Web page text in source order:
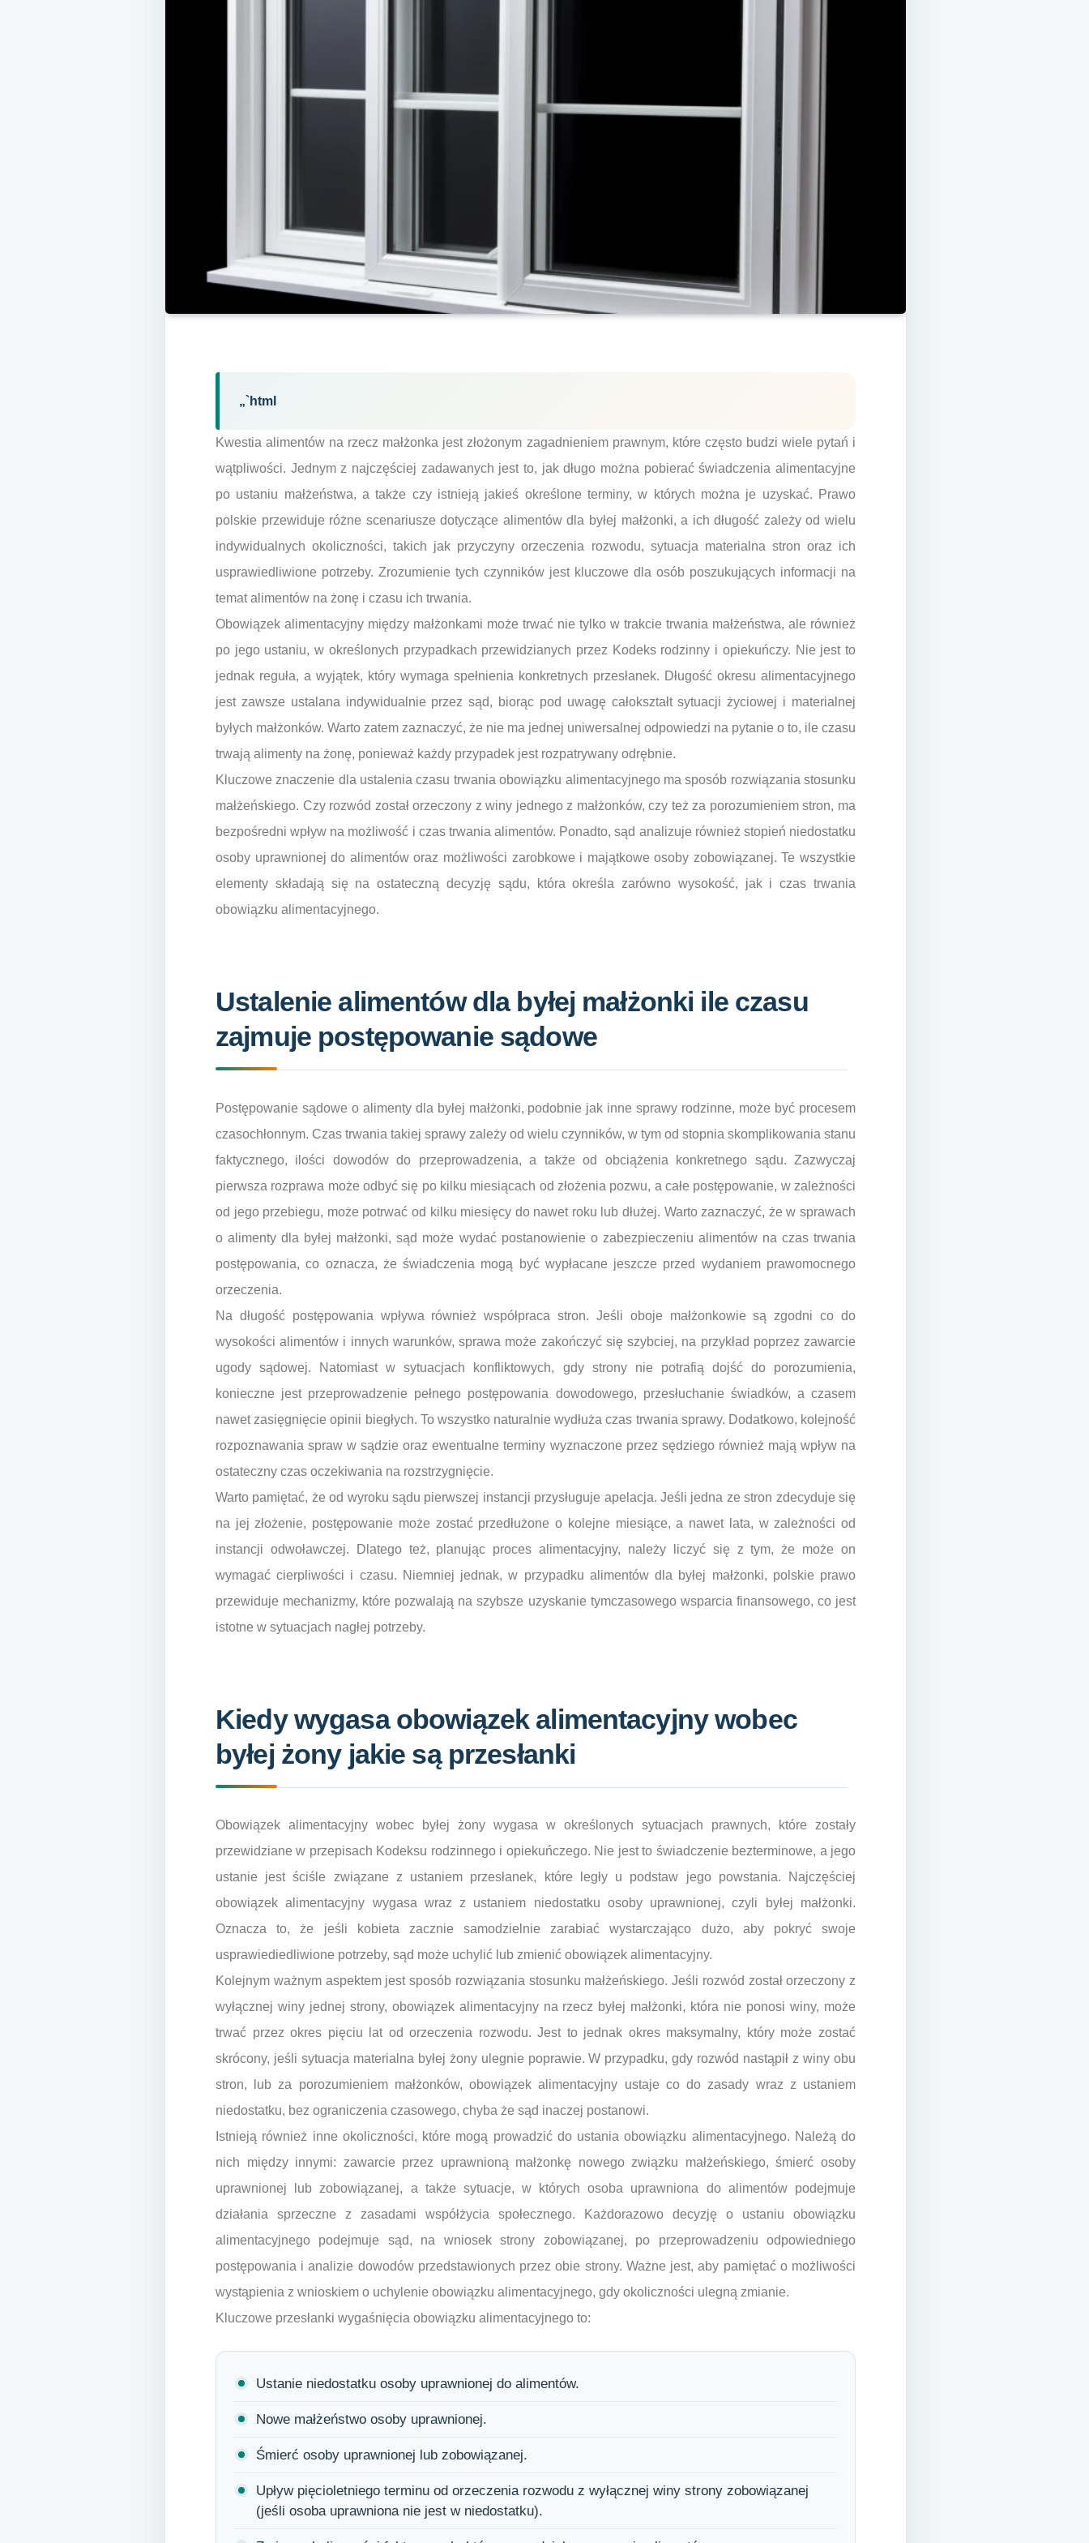
„`html
Kwestia alimentów na rzecz małżonka jest złożonym zagadnieniem prawnym, które często budzi wiele pytań i
wątpliwości. Jednym z najczęściej zadawanych jest to, jak długo można pobierać świadczenia alimentacyjne
po ustaniu małżeństwa, a także czy istnieją jakieś określone terminy, w których można je uzyskać. Prawo
polskie przewiduje różne scenariusze dotyczące alimentów dla byłej małżonki, a ich długość zależy od wielu
indywidualnych okoliczności, takich jak przyczyny orzeczenia rozwodu, sytuacja materialna stron oraz ich
usprawiedliwione potrzeby. Zrozumienie tych czynników jest kluczowe dla osób poszukujących informacji na
temat alimentów na żonę i czasu ich trwania.
Obowiązek alimentacyjny między małżonkami może trwać nie tylko w trakcie trwania małżeństwa, ale również
po jego ustaniu, w określonych przypadkach przewidzianych przez Kodeks rodzinny i opiekuńczy. Nie jest to
jednak reguła, a wyjątek, który wymaga spełnienia konkretnych przesłanek. Długość okresu alimentacyjnego
jest zawsze ustalana indywidualnie przez sąd, biorąc pod uwagę całokształt sytuacji życiowej i materialnej
byłych małżonków. Warto zatem zaznaczyć, że nie ma jednej uniwersalnej odpowiedzi na pytanie o to, ile czasu
trwają alimenty na żonę, ponieważ każdy przypadek jest rozpatrywany odrębnie.
Kluczowe znaczenie dla ustalenia czasu trwania obowiązku alimentacyjnego ma sposób rozwiązania stosunku
małżeńskiego. Czy rozwód został orzeczony z winy jednego z małżonków, czy też za porozumieniem stron, ma
bezpośredni wpływ na możliwość i czas trwania alimentów. Ponadto, sąd analizuje również stopień niedostatku
osoby uprawnionej do alimentów oraz możliwości zarobkowe i majątkowe osoby zobowiązanej. Te wszystkie
elementy składają się na ostateczną decyzję sądu, która określa zarówno wysokość, jak i czas trwania
obowiązku alimentacyjnego.
Ustalenie alimentów dla byłej małżonki ile czasu
zajmuje postępowanie sądowe
Postępowanie sądowe o alimenty dla byłej małżonki, podobnie jak inne sprawy rodzinne, może być procesem
czasochłonnym. Czas trwania takiej sprawy zależy od wielu czynników, w tym od stopnia skomplikowania stanu
faktycznego, ilości dowodów do przeprowadzenia, a także od obciążenia konkretnego sądu. Zazwyczaj
pierwsza rozprawa może odbyć się po kilku miesiącach od złożenia pozwu, a całe postępowanie, w zależności
od jego przebiegu, może potrwać od kilku miesięcy do nawet roku lub dłużej. Warto zaznaczyć, że w sprawach
o alimenty dla byłej małżonki, sąd może wydać postanowienie o zabezpieczeniu alimentów na czas trwania
postępowania, co oznacza, że świadczenia mogą być wypłacane jeszcze przed wydaniem prawomocnego
orzeczenia.
Na długość postępowania wpływa również współpraca stron. Jeśli oboje małżonkowie są zgodni co do
wysokości alimentów i innych warunków, sprawa może zakończyć się szybciej, na przykład poprzez zawarcie
ugody sądowej. Natomiast w sytuacjach konfliktowych, gdy strony nie potrafią dojść do porozumienia,
konieczne jest przeprowadzenie pełnego postępowania dowodowego, przesłuchanie świadków, a czasem
nawet zasięgnięcie opinii biegłych. To wszystko naturalnie wydłuża czas trwania sprawy. Dodatkowo, kolejność
rozpoznawania spraw w sądzie oraz ewentualne terminy wyznaczone przez sędziego również mają wpływ na
ostateczny czas oczekiwania na rozstrzygnięcie.
Warto pamiętać, że od wyroku sądu pierwszej instancji przysługuje apelacja. Jeśli jedna ze stron zdecyduje się
na jej złożenie, postępowanie może zostać przedłużone o kolejne miesiące, a nawet lata, w zależności od
instancji odwoławczej. Dlatego też, planując proces alimentacyjny, należy liczyć się z tym, że może on
wymagać cierpliwości i czasu. Niemniej jednak, w przypadku alimentów dla byłej małżonki, polskie prawo
przewiduje mechanizmy, które pozwalają na szybsze uzyskanie tymczasowego wsparcia finansowego, co jest
istotne w sytuacjach nagłej potrzeby.
Kiedy wygasa obowiązek alimentacyjny wobec
byłej żony jakie są przesłanki
Obowiązek alimentacyjny wobec byłej żony wygasa w określonych sytuacjach prawnych, które zostały
przewidziane w przepisach Kodeksu rodzinnego i opiekuńczego. Nie jest to świadczenie bezterminowe, a jego
ustanie jest ściśle związane z ustaniem przesłanek, które legły u podstaw jego powstania. Najczęściej
obowiązek alimentacyjny wygasa wraz z ustaniem niedostatku osoby uprawnionej, czyli byłej małżonki.
Oznacza to, że jeśli kobieta zacznie samodzielnie zarabiać wystarczająco dużo, aby pokryć swoje
usprawiediedliwione potrzeby, sąd może uchylić lub zmienić obowiązek alimentacyjny.
Kolejnym ważnym aspektem jest sposób rozwiązania stosunku małżeńskiego. Jeśli rozwód został orzeczony z
wyłącznej winy jednej strony, obowiązek alimentacyjny na rzecz byłej małżonki, która nie ponosi winy, może
trwać przez okres pięciu lat od orzeczenia rozwodu. Jest to jednak okres maksymalny, który może zostać
skrócony, jeśli sytuacja materialna byłej żony ulegnie poprawie. W przypadku, gdy rozwód nastąpił z winy obu
stron, lub za porozumieniem małżonków, obowiązek alimentacyjny ustaje co do zasady wraz z ustaniem
niedostatku, bez ograniczenia czasowego, chyba że sąd inaczej postanowi.
Istnieją również inne okoliczności, które mogą prowadzić do ustania obowiązku alimentacyjnego. Należą do
nich między innymi: zawarcie przez uprawnioną małżonkę nowego związku małżeńskiego, śmierć osoby
uprawnionej lub zobowiązanej, a także sytuacje, w których osoba uprawniona do alimentów podejmuje
działania sprzeczne z zasadami współżycia społecznego. Każdorazowo decyzję o ustaniu obowiązku
alimentacyjnego podejmuje sąd, na wniosek strony zobowiązanej, po przeprowadzeniu odpowiedniego
postępowania i analizie dowodów przedstawionych przez obie strony. Ważne jest, aby pamiętać o możliwości
wystąpienia z wnioskiem o uchylenie obowiązku alimentacyjnego, gdy okoliczności ulegną zmianie.
Kluczowe przesłanki wygaśnięcia obowiązku alimentacyjnego to:
Ustanie niedostatku osoby uprawnionej do alimentów.
Nowe małżeństwo osoby uprawnionej.
Śmierć osoby uprawnionej lub zobowiązanej.
Upływ pięcioletniego terminu od orzeczenia rozwodu z wyłącznej winy strony zobowiązanej
(jeśli osoba uprawniona nie jest w niedostatku).